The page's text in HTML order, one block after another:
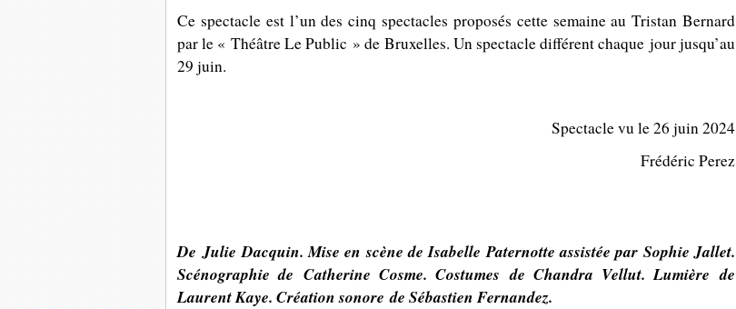
Ce spectacle est l’un des cinq spectacles proposés cette semaine au Tristan Bernard
par le « Théâtre Le Public » de Bruxelles. Un spectacle différent chaque jour jusqu’au
29 juin.
Spectacle vu le 26 juin 2024
Frédéric Perez
DeJulie Dacquin.Mise en scène de Isabelle Paternotteassistée par Sophie Jallet.
Scénographie de Catherine Cosme. Costumesde Chandra Vellut.Lumière de
Laurent Kaye. Création sonore de Sébastien Fernandez.